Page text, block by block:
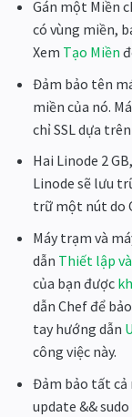
Gán một Miền
có vùng miền,
Xem Tạo Miền
Đảm bảo tên
miền của nó.
chỉ SSL dựa
Hai Linode 2
Linode sẽ lưu
trữ một nút do
Máy trạm và
dẫn Thiết lập
của bạn được
dẫn Chef để
tay hướng dẫn
công việc này.
Đảm bảo tất cả
update &&